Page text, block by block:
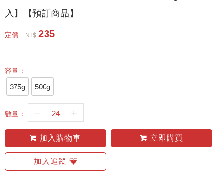
入】【預訂商品】
定價 : NT$ 235
容量：
375g 500g
數量：
加入購物車 立即購買
加入追蹤